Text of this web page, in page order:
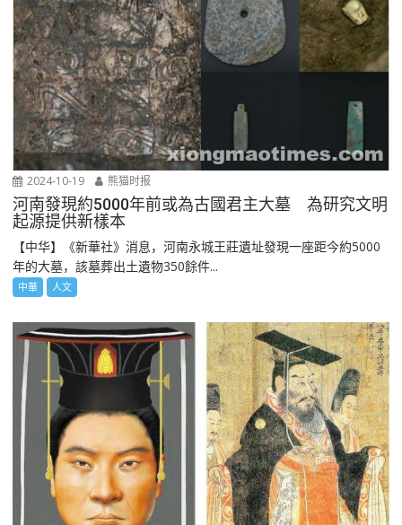
2024-10-19 熊猫时报
河南發現約5000年前或為古國君主大墓 為研究文明
起源提供新樣本
【中华】《新華社》消息，河南永城王莊遺址發現一座距今約5000
年的大墓，該墓葬出土遺物350餘件...
中華 人文